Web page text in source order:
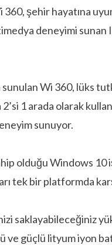
şehir hayatına
deneyimi sunan
sunulan Wi 360, lüks
1 arada olarak
sunuyor.
olduğu Windows 10
tek bir platformda
saklayabileceğiniz
ve güçlü lityum iyon